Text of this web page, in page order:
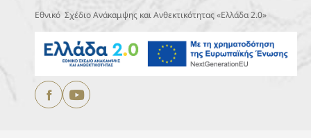
Εθνικό Σχέδιο Ανάκαμψης και Ανθεκτικότητας «Ελλάδα 2.0»